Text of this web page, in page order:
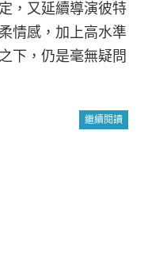
，又延續導演彼特
情感，加上高水準
下，仍是毫無疑問
繼續閱讀